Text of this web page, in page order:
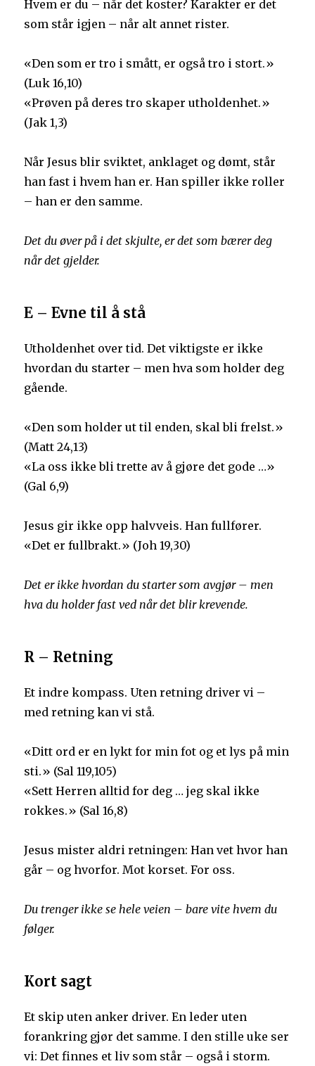
Hvem er du – når det koster? Karakter er det
som står igjen – når alt annet rister.
«Den som er tro i smått, er også tro i stort.»
(Luk 16,10)
«Prøven på deres tro skaper utholdenhet.»
(Jak 1,3)
Når Jesus blir sviktet, anklaget og dømt, står
han fast i hvem han er. Han spiller ikke roller
– han er den samme.
Det du øver på i det skjulte, er det som bærer deg
når det gjelder.
E – Evne til å stå
Utholdenhet over tid. Det viktigste er ikke
hvordan du starter – men hva som holder deg
gående.
«Den som holder ut til enden, skal bli frelst.»
(Matt 24,13)
«La oss ikke bli trette av å gjøre det gode …»
(Gal 6,9)
Jesus gir ikke opp halvveis. Han fullfører.
«Det er fullbrakt.» (Joh 19,30)
Det er ikke hvordan du starter som avgjør – men
hva du holder fast ved når det blir krevende.
R – Retning
Et indre kompass. Uten retning driver vi –
med retning kan vi stå.
«Ditt ord er en lykt for min fot og et lys på min
sti.» (Sal 119,105)
«Sett Herren alltid for deg … jeg skal ikke
rokkes.» (Sal 16,8)
Jesus mister aldri retningen: Han vet hvor han
går – og hvorfor. Mot korset. For oss.
Du trenger ikke se hele veien – bare vite hvem du
følger.
Kort sagt
Et skip uten anker driver. En leder uten
forankring gjør det samme. I den stille uke ser
vi: Det finnes et liv som står – også i storm.